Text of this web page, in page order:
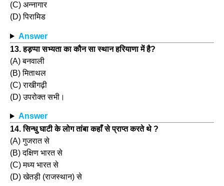
(C) अन्नागार
(D) पिरामिड
Answer
13. हड़प्पा सभ्यता का कौन सा स्थान हरियाणा में है?
(A) बनवाली
(B) मिताथल
(C) राखीगढ़ी
(D) उपरोक्त सभी।
Answer
14. सिन्धु घाटी के लोग तांबा कहाँ से प्राप्त करते थे ?
(A) गुजरात से
(B) दक्षिण भारत से
(C) मध्य भारत से
(D) खेतड़ी (राजस्थान) से